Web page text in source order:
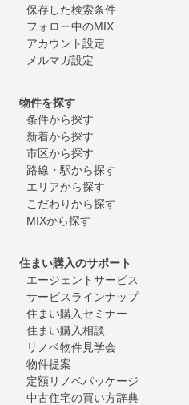
保存した検索条件
フォロー中のMIX
アカウント設定
メルマガ設定
物件を探す
条件から探す
新着から探す
市区から探す
路線・駅から探す
エリアから探す
こだわりから探す
MIXから探す
住まい購入のサポート
エージェントサービス
サービスラインナップ
住まい購入セミナー
住まい購入相談
リノベ物件見学会
物件提案
定額リノベパッケージ
中古住宅の買い方辞典